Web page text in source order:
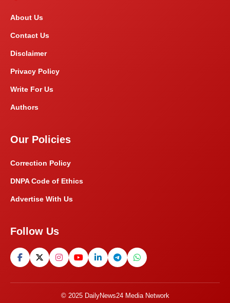
About Us
Contact Us
Disclaimer
Privacy Policy
Write For Us
Authors
Our Policies
Correction Policy
DNPA Code of Ethics
Advertise With Us
Follow Us
© 2025 DailyNews24 Media Network